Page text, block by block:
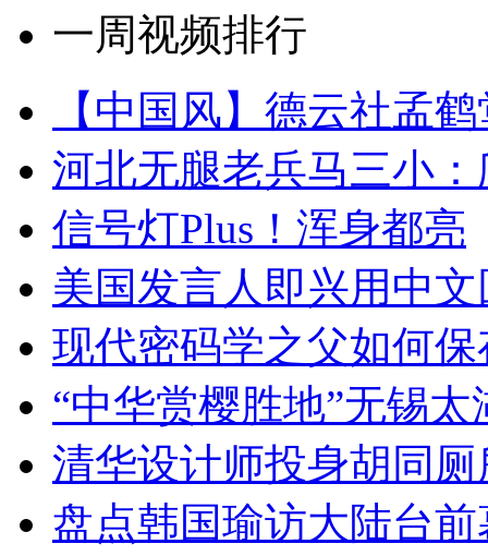
一周视频排行
【中国风】德云社孟
河北无腿老兵马三小
信号灯Plus！浑身都亮
美国发言人即兴用中
现代密码学之父如何
“中华赏樱胜地”无锡
清华设计师投身胡同
盘点韩国瑜访大陆台